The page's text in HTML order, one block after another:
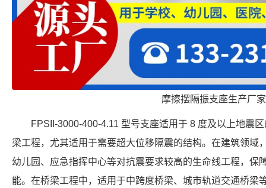
摩擦摆隔振支座生产厂家
FPSII-3000-400-4.11 型号支座适用于 8 度及以上地震
梁工程，尤其适用于需要超大位移隔震的结构。在建筑领域
幼儿园、应急指挥中心等对抗震要求较高的生命线工程，保
能。在桥梁工程中，适用于中跨度桥梁、城市轨道交通桥梁